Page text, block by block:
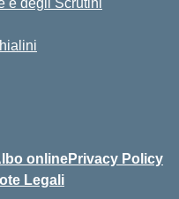
e degli Scrutini
onlinePrivacy Policy
Legali